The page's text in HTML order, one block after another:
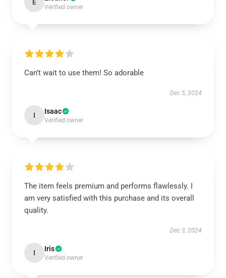
E
Verified owner
Can’t wait to use them! So adorable
Dec 5, 2024
I Isaac
Verified owner
The item feels premium and performs flawlessly. I
am very satisfied with this purchase and its overall
quality.
Dec 3, 2024
I Iris
Verified owner